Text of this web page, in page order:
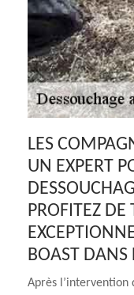
LES
UN EXPERT
PROFITEZ
BOAST
Après l’intervention